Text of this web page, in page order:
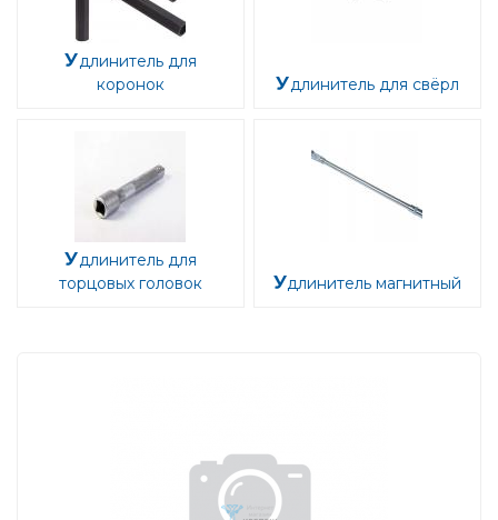
Удлинитель для
коронок Удлинитель для свёрл
Удлинитель для
торцовых головок Удлинитель магнитный